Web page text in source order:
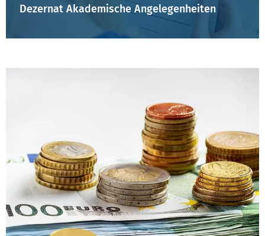
Dezernat Akademische Angelegenheiten